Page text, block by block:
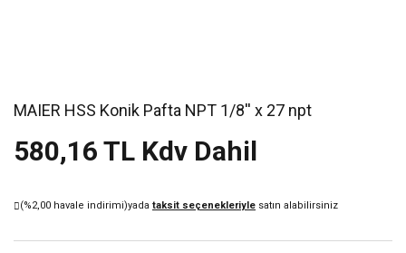
MAIER HSS Konik Pafta NPT 1/8'' x 27 npt
580,16 TL Kdv Dahil
(%2,00 havale indirimi)yada taksit seçenekleriyle satın alabilirsiniz